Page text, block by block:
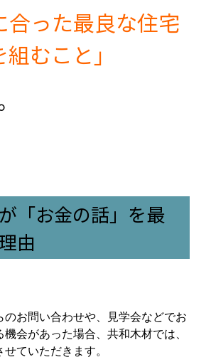
合った最良な住宅
むこと」
「お金の話」を最
由
のお問い合わせや、見学会などでお
会があった場合、共和木材では、
ていただきます。